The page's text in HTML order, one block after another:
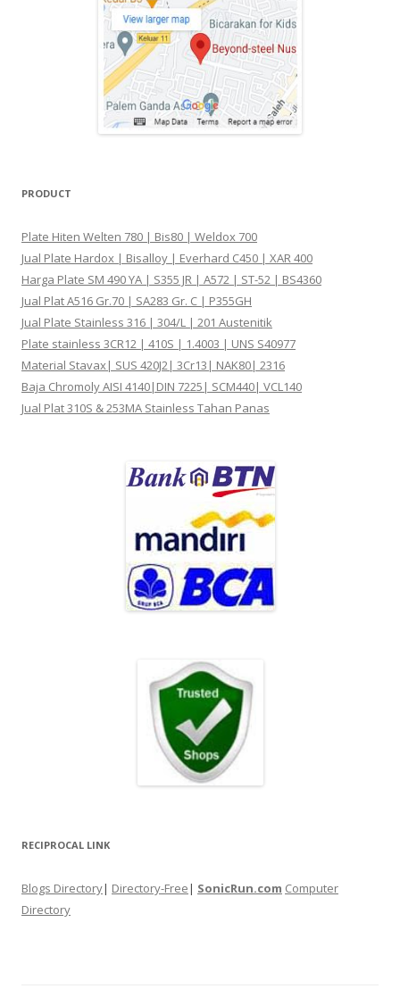
PRODUCT
Plate Hiten Welten 780 | Bis80 | Weldox 700
Jual Plate Hardox | Bisalloy | Everhard C450 | XAR 400
Harga Plate SM 490 YA | S355 JR | A572 | ST-52 | BS4360
Jual Plat A516 Gr.70 | SA283 Gr. C | P355GH
Jual Plate Stainless 316 | 304/L | 201 Austenitik
Plate stainless 3CR12 | 410S | 1.4003 | UNS S40977
Material Stavax| SUS 420J2| 3Cr13| NAK80| 2316
Baja Chromoly AISI 4140|DIN 7225| SCM440| VCL140
Jual Plat 310S & 253MA Stainless Tahan Panas
RECIPROCAL LINK
Blogs Directory| Directory-Free| SonicRun.com Computer
Directory